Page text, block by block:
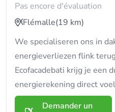
Pas encore d'évaluation
Flémalle(19 km)
We specialiseren ons in
energieverliezen flink
Ecofacadebati krijg je een
energierekening direct
Demander un